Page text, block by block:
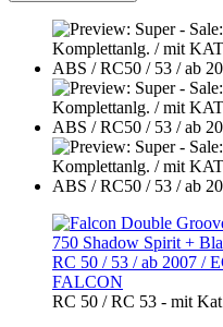
FALCON
RC 50 / RC 53 - mit Kat